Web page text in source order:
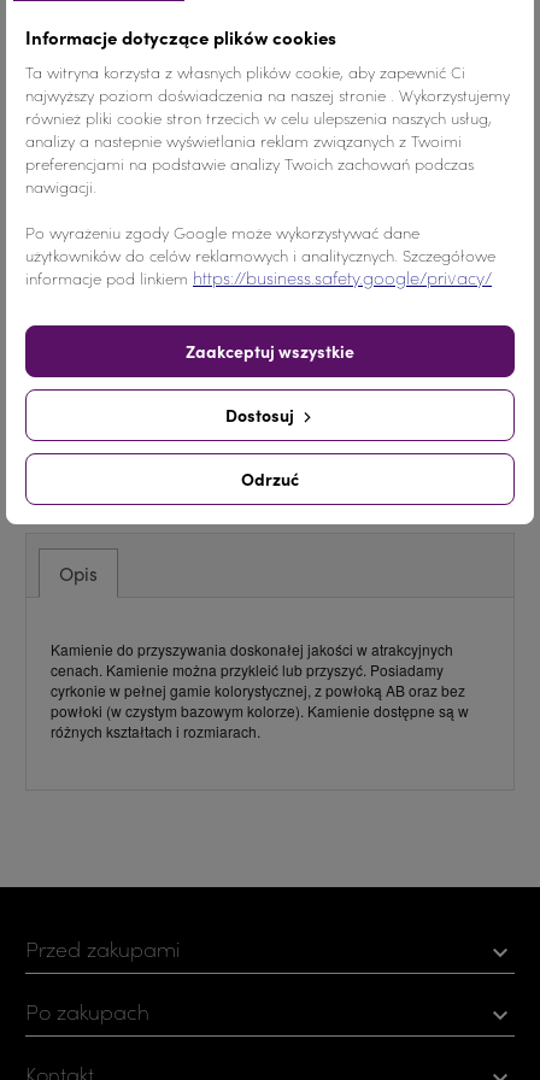
Kolor Jet Hematite/Szary
Materiał Szkło
Ilość
Nr.Kategorii 854b
Udostępnij
UdostępnijTweetujPinterest
Opis
Kamienie do przyszywania doskonałej jakości w atrakcyjnych
cenach. Kamienie można przykleić lub przyszyć. Posiadamy
cyrkonie w pełnej gamie kolorystycznej, z powłoką AB oraz bez
powłoki (w czystym bazowym kolorze). Kamienie dostępne są w
różnych kształtach i rozmiarach.
Przed zakupami 
Po zakupach 
Kontakt
Informacje dotyczące plików cookies
Ta witryna korzysta z własnych plików cookie, aby zapewnić Ci
najwyższy poziom doświadczenia na naszej stronie . Wykorzystujemy
również pliki cookie stron trzecich w celu ulepszenia naszych usług,
analizy a nastepnie wyświetlania reklam związanych z Twoimi
preferencjami na podstawie analizy Twoich zachowań podczas
nawigacji.
Po wyrażeniu zgody Google może wykorzystywać dane
użytkowników do celów reklamowych i analitycznych. Szczegółowe
informacje pod linkiem https://business.safety.google/privacy/
Odrzuć
Dostosuj
Zaakceptuj wszystkie